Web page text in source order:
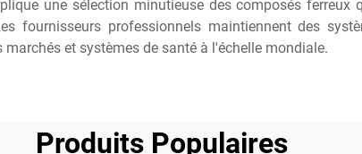
une sélection minutieuse des composés
fournisseurs professionnels maintiennent des
et systèmes de santé à l'échelle mondiale.
Produits Populaires